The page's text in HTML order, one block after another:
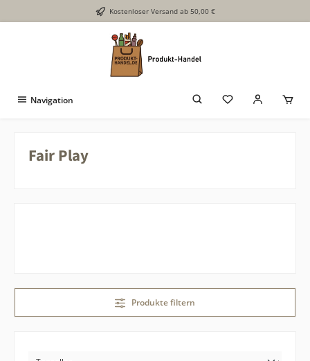
Zum Hauptinhalt springen Kostenloser Versand ab 50,00 €
Navigation
Fair Play
Produkte filtern